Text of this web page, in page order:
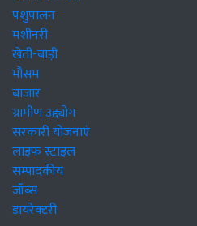
पशुपालन
मशीनरी
खेती-बाड़ी
मौसम
बाजार
ग्रामीण उद्द्योग
सरकारी योजनाएं
लाइफ स्टाइल
सम्पादकीय
जॉब्स
डायरेक्टरी